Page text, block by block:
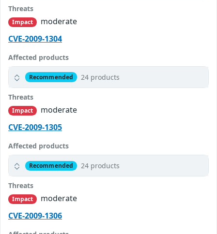
Threats
Impact
moderate
CVE-2009-1304
Affected products
Recommended 24 products
Threats
Impact
moderate
CVE-2009-1305
Affected products
Recommended 24 products
Threats
Impact
moderate
CVE-2009-1306